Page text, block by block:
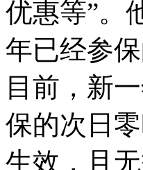
优惠等”。
年已经参
目前，新
保的次日
生效，且